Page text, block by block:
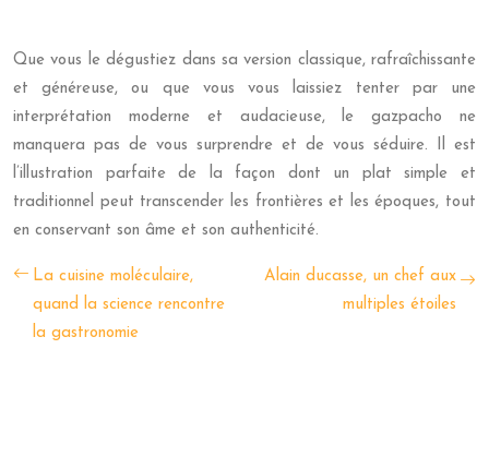
Que vous le dégustiez dans sa version classique, rafraîchissante
et généreuse, ou que vous vous laissiez tenter par une
interprétation moderne et audacieuse, le gazpacho ne
manquera pas de vous surprendre et de vous séduire. Il est
l’illustration parfaite de la façon dont un plat simple et
traditionnel peut transcender les frontières et les époques, tout
en conservant son âme et son authenticité.
La cuisine moléculaire,
quand la science rencontre
la gastronomie
Alain ducasse, un chef aux
multiples étoiles